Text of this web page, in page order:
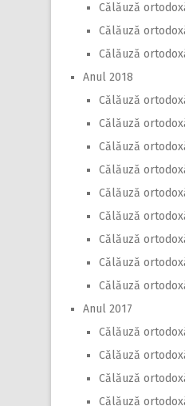
Călăuză
Călăuză
Călăuză
Anul 2018
Călăuză
Călăuză
Călăuză
Călăuză
Călăuză
Călăuză
Călăuză
Călăuză
Călăuză
Anul 2017
Călăuză
Călăuză
Călăuză
Călăuză